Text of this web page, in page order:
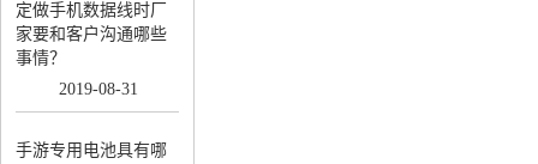
定做手机数据线时厂
家要和客户沟通哪些
事情？
2019-08-31
手游专用电池具有哪